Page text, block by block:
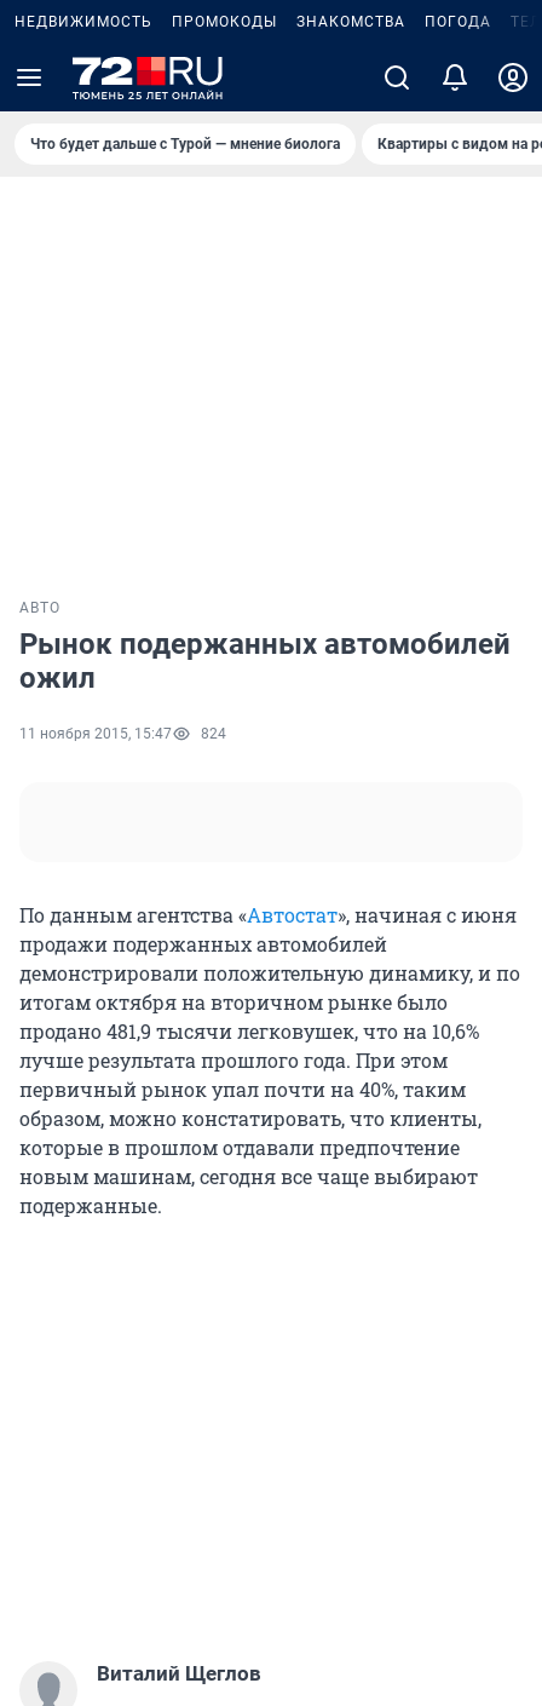
НЕДВИЖИМОСТЬ ПРОМОКОДЫ ЗНАКОМСТВА ПОГОДА
Что будет дальше с Турой — мнение биолога Квартиры с видом на
АВТО
Рынок подержанных автомобилей
ожил
11 ноября 2015, 15:47 824
По данным агентства «Автостат», начиная с июня
продажи подержанных автомобилей
демонстрировали положительную динамику, и по
итогам октября на вторичном рынке было
продано 481,9 тысячи легковушек, что на 10,6%
лучше результата прошлого года. При этом
первичный рынок упал почти на 40%, таким
образом, можно констатировать, что клиенты,
которые в прошлом отдавали предпочтение
новым машинам, сегодня все чаще выбирают
подержанные.
Виталий Щеглов